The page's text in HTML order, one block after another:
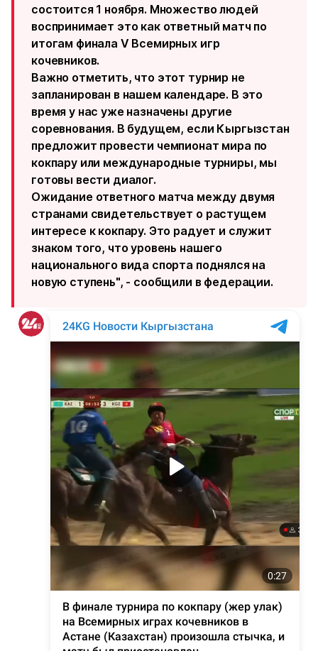
состоится 1 ноября. Множество людей
воспринимает это как ответный матч по
итогам финала V Всемирных игр
кочевников.
Важно отметить, что этот турнир не
запланирован в нашем календаре. В это
время у нас уже назначены другие
соревнования. В будущем, если Кыргызстан
предложит провести чемпионат мира по
кокпару или международные турниры, мы
готовы вести диалог.
Ожидание ответного матча между двумя
странами свидетельствует о растущем
интересе к кокпару. Это радует и служит
знаком того, что уровень нашего
национального вида спорта поднялся на
новую ступень", - сообщили в федерации.